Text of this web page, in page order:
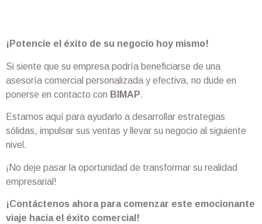
¡Potencie el éxito de su negocio hoy mismo!
Si siente que su empresa podría beneficiarse de una
asesoría comercial personalizada y efectiva, no dude en
ponerse en contacto con BIMAP.
Estamos aquí para ayudarlo a desarrollar estrategias
sólidas, impulsar sus ventas y llevar su negocio al siguiente
nivel.
¡No deje pasar la oportunidad de transformar su realidad
empresarial!
¡Contáctenos ahora para comenzar este emocionante
viaje hacia el éxito comercial!